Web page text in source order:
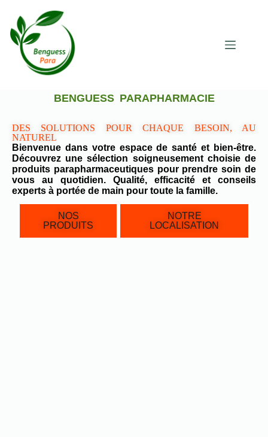
BENGUESS PARAPHARMACIE
DES SOLUTIONS POUR CHAQUE BESOIN, AU
NATUREL
Bienvenue dans votre espace de santé et bien-être.
Découvrez une sélection soigneusement choisie de
produits parapharmaceutiques pour prendre soin de
vous au quotidien. Qualité, efficacité et conseils
experts à portée de main pour toute la famille.
NOS
PRODUITS
NOTRE
LOCALISATION